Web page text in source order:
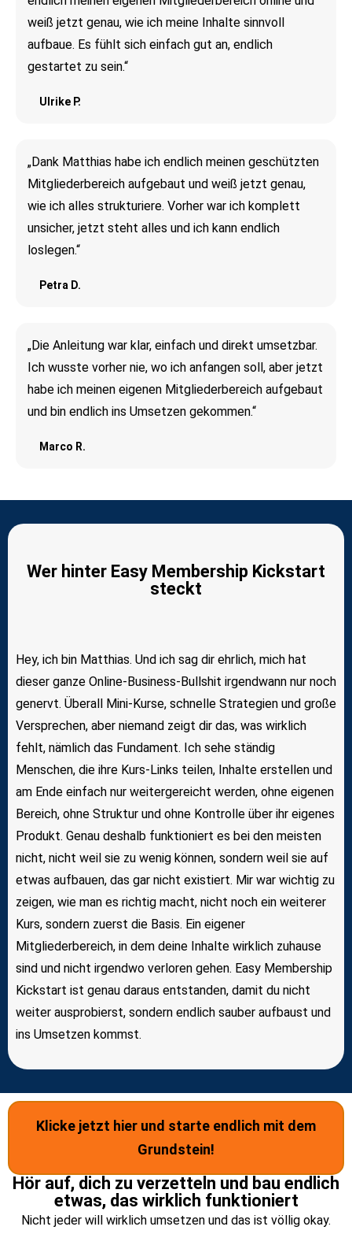
weiß jetzt genau, wie ich meine Inhalte sinnvoll
aufbaue. Es fühlt sich einfach gut an, endlich
gestartet zu sein.“
Ulrike P.
„Dank Matthias habe ich endlich meinen geschützten
Mitgliederbereich aufgebaut und weiß jetzt genau,
wie ich alles strukturiere. Vorher war ich komplett
unsicher, jetzt steht alles und ich kann endlich
loslegen.“
Petra D.
„Die Anleitung war klar, einfach und direkt umsetzbar.
Ich wusste vorher nie, wo ich anfangen soll, aber jetzt
habe ich meinen eigenen Mitgliederbereich aufgebaut
und bin endlich ins Umsetzen gekommen.“
Marco R.
Wer hinter Easy Membership Kickstart
steckt
Hey, ich bin Matthias. Und ich sag dir ehrlich, mich hat
dieser ganze Online-Business-Bullshit irgendwann nur noch
genervt. Überall Mini-Kurse, schnelle Strategien und große
Versprechen, aber niemand zeigt dir das, was wirklich
fehlt, nämlich das Fundament. Ich sehe ständig
Menschen, die ihre Kurs-Links teilen, Inhalte erstellen und
am Ende einfach nur weitergereicht werden, ohne eigenen
Bereich, ohne Struktur und ohne Kontrolle über ihr eigenes
Produkt. Genau deshalb funktioniert es bei den meisten
nicht, nicht weil sie zu wenig können, sondern weil sie auf
etwas aufbauen, das gar nicht existiert. Mir war wichtig zu
zeigen, wie man es richtig macht, nicht noch ein weiterer
Kurs, sondern zuerst die Basis. Ein eigener
Mitgliederbereich, in dem deine Inhalte wirklich zuhause
sind und nicht irgendwo verloren gehen. Easy Membership
Kickstart ist genau daraus entstanden, damit du nicht
weiter ausprobierst, sondern endlich sauber aufbaust und
ins Umsetzen kommst.
Klicke jetzt hier und starte endlich mit dem
Grundstein!
Hör auf, dich zu verzetteln und bau endlich
etwas, das wirklich funktioniert
Nicht jeder will wirklich umsetzen und das ist völlig okay.